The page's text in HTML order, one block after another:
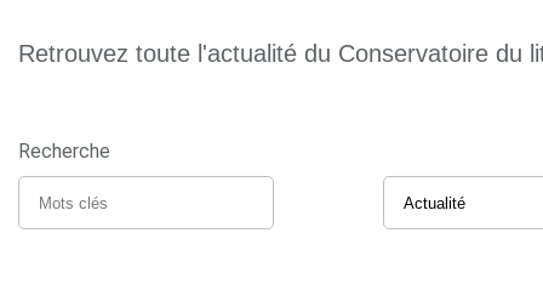
Retrouvez toute l'actualité du Conservatoire du
Recherche